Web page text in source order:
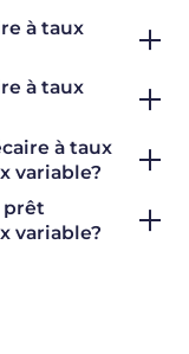
à taux
à taux
à taux
variable?
prêt
variable?